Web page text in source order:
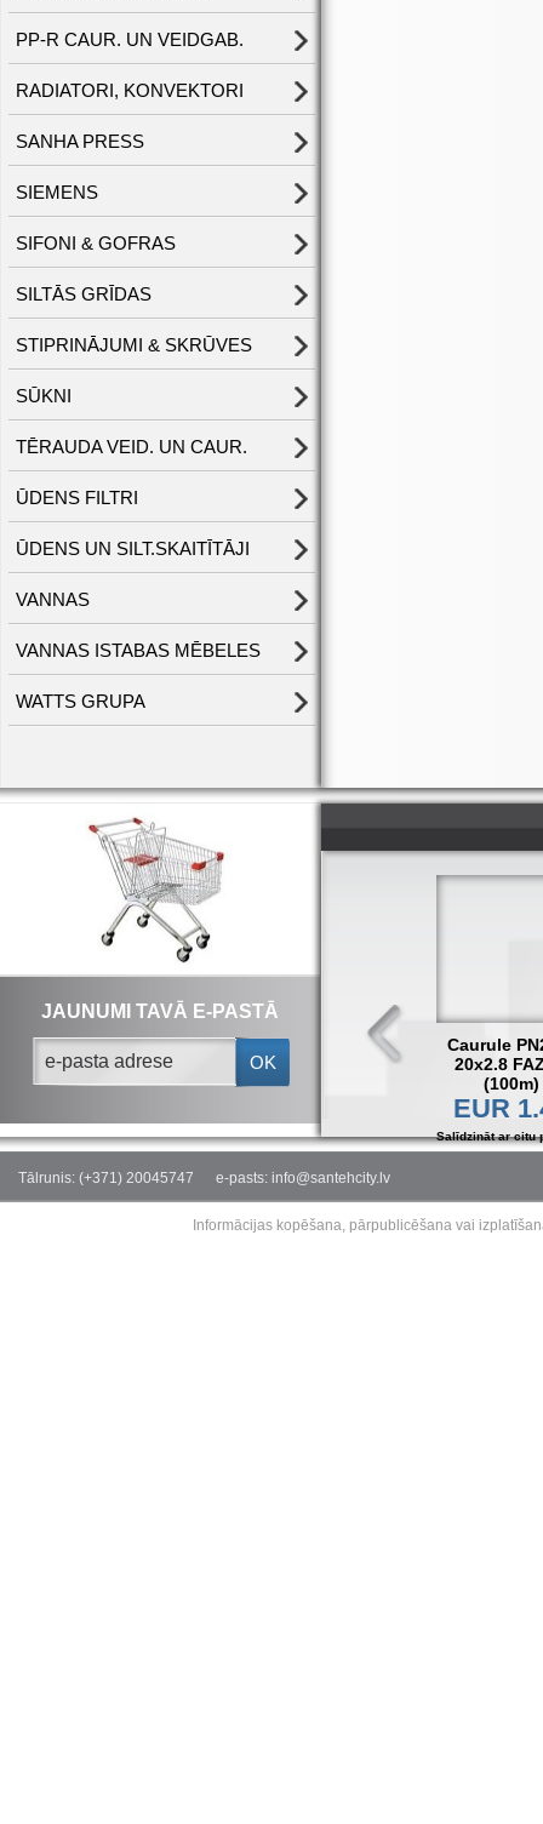
PP-R CAUR. UN VEIDGAB.
RADIATORI, KONVEKTORI
SANHA PRESS
SIEMENS
SIFONI & GOFRAS
SILTĀS GRĪDAS
STIPRINĀJUMI & SKRŪVES
SŪKNI
TĒRAUDA VEID. UN CAUR.
ŪDENS FILTRI
ŪDENS UN SILT.SKAITĪTĀJI
VANNAS
VANNAS ISTABAS MĒBELES
WATTS GRUPA
JAUNUMI TAVĀ E-PASTĀ
OK
Caurule
20x2.8
(100m)
EUR
Salīdzināt ar citu
Tālrunis: (+371) 20045747 e-pasts: info@santehcity.lv
Informācijas kopēšana, pārpublicēšana vai